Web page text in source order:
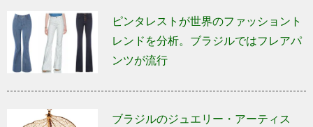
ピンタレストが世界のファッショント
レンドを分析。ブラジルではフレアパ
ンツが流行
ブラジルのジュエリー・アーティス